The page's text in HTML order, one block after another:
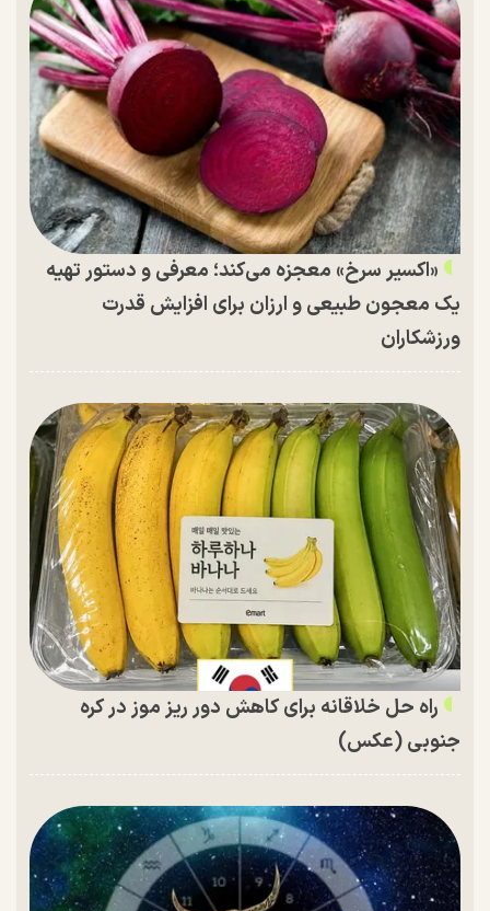
«اکسیر سرخ» معجزه می‌کند؛ معرفی و دستور تهیه
یک معجون طبیعی و ارزان برای افزایش قدرت
ورزشکاران
راه حل خلاقانه برای کاهش دور ریز موز در کره
جنوبی (عکس)